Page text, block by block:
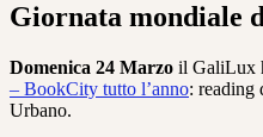
Giornata mondiale
Domenica 24 Marzo il GaliLux
– BookCity tutto l’anno: reading
Urbano.